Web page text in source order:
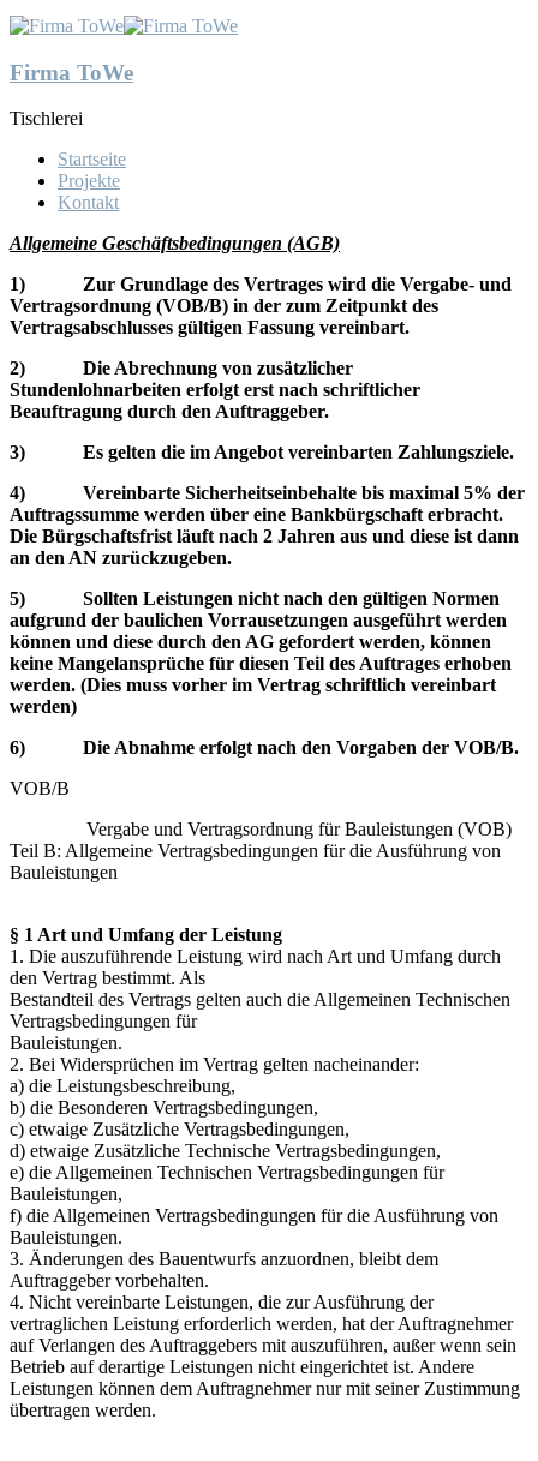
Firma ToWe
Tischlerei
Startseite
Projekte
Kontakt
Allgemeine Geschäftsbedingungen (AGB)
1) Zur Grundlage des Vertrages wird die Vergabe- und
Vertragsordnung (VOB/B) in der zum Zeitpunkt des
Vertragsabschlusses gültigen Fassung vereinbart.
2) Die Abrechnung von zusätzlicher
Stundenlohnarbeiten erfolgt erst nach schriftlicher
Beauftragung durch den Auftraggeber.
3) Es gelten die im Angebot vereinbarten Zahlungsziele.
4) Vereinbarte Sicherheitseinbehalte bis maximal 5% der
Auftragssumme werden über eine Bankbürgschaft erbracht.
Die Bürgschaftsfrist läuft nach 2 Jahren aus und diese ist dann
an den AN zurückzugeben.
5) Sollten Leistungen nicht nach den gültigen Normen
aufgrund der baulichen Vorrausetzungen ausgeführt werden
können und diese durch den AG gefordert werden, können
keine Mangelansprüche für diesen Teil des Auftrages erhoben
werden. (Dies muss vorher im Vertrag schriftlich vereinbart
werden)
6) Die Abnahme erfolgt nach den Vorgaben der VOB/B.
VOB/B
Vergabe und Vertragsordnung für Bauleistungen (VOB)
Teil B: Allgemeine Vertragsbedingungen für die Ausführung von
Bauleistungen
§ 1 Art und Umfang der Leistung
1. Die auszuführende Leistung wird nach Art und Umfang durch
den Vertrag bestimmt. Als
Bestandteil des Vertrags gelten auch die Allgemeinen Technischen
Vertragsbedingungen für
Bauleistungen.
2. Bei Widersprüchen im Vertrag gelten nacheinander:
a) die Leistungsbeschreibung,
b) die Besonderen Vertragsbedingungen,
c) etwaige Zusätzliche Vertragsbedingungen,
d) etwaige Zusätzliche Technische Vertragsbedingungen,
e) die Allgemeinen Technischen Vertragsbedingungen für
Bauleistungen,
f) die Allgemeinen Vertragsbedingungen für die Ausführung von
Bauleistungen.
3. Änderungen des Bauentwurfs anzuordnen, bleibt dem
Auftraggeber vorbehalten.
4. Nicht vereinbarte Leistungen, die zur Ausführung der
vertraglichen Leistung erforderlich werden, hat der Auftragnehmer
auf Verlangen des Auftraggebers mit auszuführen, außer wenn sein
Betrieb auf derartige Leistungen nicht eingerichtet ist. Andere
Leistungen können dem Auftragnehmer nur mit seiner Zustimmung
übertragen werden.